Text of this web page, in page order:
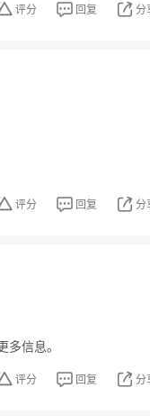
评分 回复 分
评分 回复 分
信息。
评分 回复 分